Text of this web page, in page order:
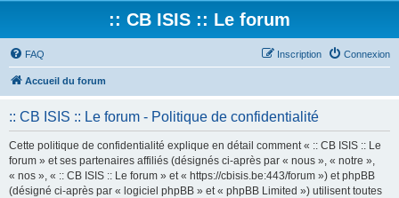
:: CB ISIS :: Le forum
FAQ Connexion
Inscription
Accueil du forum
:: CB ISIS :: Le forum - Politique de confidentialité
Cette politique de confidentialité explique en détail comment « :: CB ISIS :: Le
forum » et ses partenaires affiliés (désignés ci-après par « nous », « notre »,
« nos », « :: CB ISIS :: Le forum » et « https://cbisis.be:443/forum ») et phpBB
(désigné ci-après par « logiciel phpBB » et « phpBB Limited ») utilisent toutes